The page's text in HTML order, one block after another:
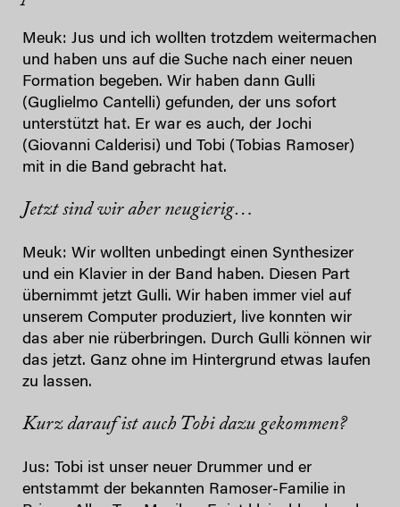
Meuk: Jus und ich wollten trotzdem weitermachen
und haben uns auf die Suche nach einer neuen
Formation begeben. Wir haben dann Gulli
(Guglielmo Cantelli) gefunden, der uns sofort
unterstützt hat. Er war es auch, der Jochi
(Giovanni Calderisi) und Tobi (Tobias Ramoser)
mit in die Band gebracht hat.
Jetzt sind wir aber neugierig…
Meuk: Wir wollten unbedingt einen Synthesizer
und ein Klavier in der Band haben. Diesen Part
übernimmt jetzt Gulli. Wir haben immer viel auf
unserem Computer produziert, live konnten wir
das aber nie rüberbringen. Durch Gulli können wir
das jetzt. Ganz ohne im Hintergrund etwas laufen
zu lassen.
Kurz darauf ist auch Tobi dazu gekommen?
Jus: Tobi ist unser neuer Drummer und er
entstammt der bekannten Ramoser-Familie in